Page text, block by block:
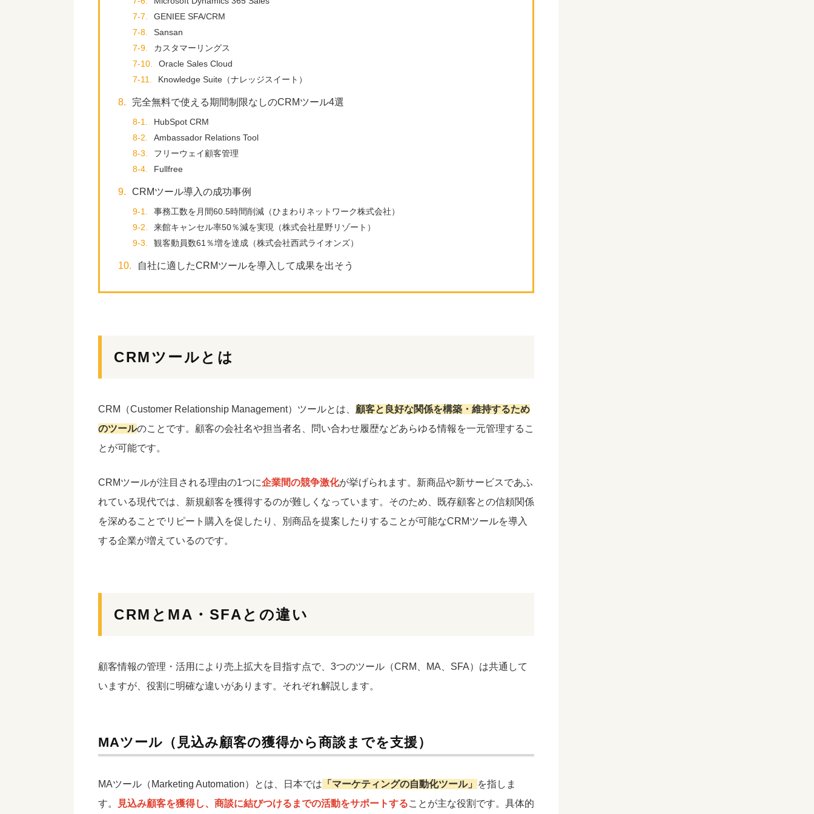
7-7.
GENIEE SFA/CRM
7-8.
Sansan
7-9.
カスタマーリングス
7-10.
Oracle Sales Cloud
7-11.
Knowledge Suite（ナレッジスイート）
8. 完全無料で使える期間制限なしのCRMツール4選
8-1.
HubSpot CRM
8-2.
Ambassador Relations Tool
8-3.
フリーウェイ顧客管理
8-4.
Fullfree
9. CRMツール導入の成功事例
9-1.
事務工数を月間60.5時間削減（ひまわりネットワーク株式会社）
9-2.
来館キャンセル率50％減を実現（株式会社星野リゾート）
9-3.
観客動員数61％増を達成（株式会社西武ライオンズ）
10. 自社に適したCRMツールを導入して成果を出そう
CRMツールとは
CRM（Customer Relationship Management）ツールとは、 顧客と良好な関係を構築・維持するため
のツールのことです。顧客の会社名や担当者名、問い合わせ履歴などあらゆる情報を一元管理するこ
とが可能です。
CRMツールが注目される理由の1つに企業間の競争激化が挙げられます。新商品や新サービスであふ
れている現代では、新規顧客を獲得するのが難しくなっています。そのため、既存顧客との信頼関係
を深めることでリピート購入を促したり、別商品を提案したりすることが可能なCRMツールを導入
する企業が増えているのです。
CRMとMA・SFAとの違い
顧客情報の管理・活用により売上拡大を目指す点で、3つのツール（CRM、MA、SFA）は共通して
いますが、役割に明確な違いがあります。それぞれ解説します。
MAツール（見込み顧客の獲得から商談までを支援）
MAツール（Marketing Automation）とは、日本では 「マーケティングの自動化ツール」
を指しま
す。
見込み顧客を獲得し、商談に結びつけるまでの活動をサポートすることが主な役割です。具体的